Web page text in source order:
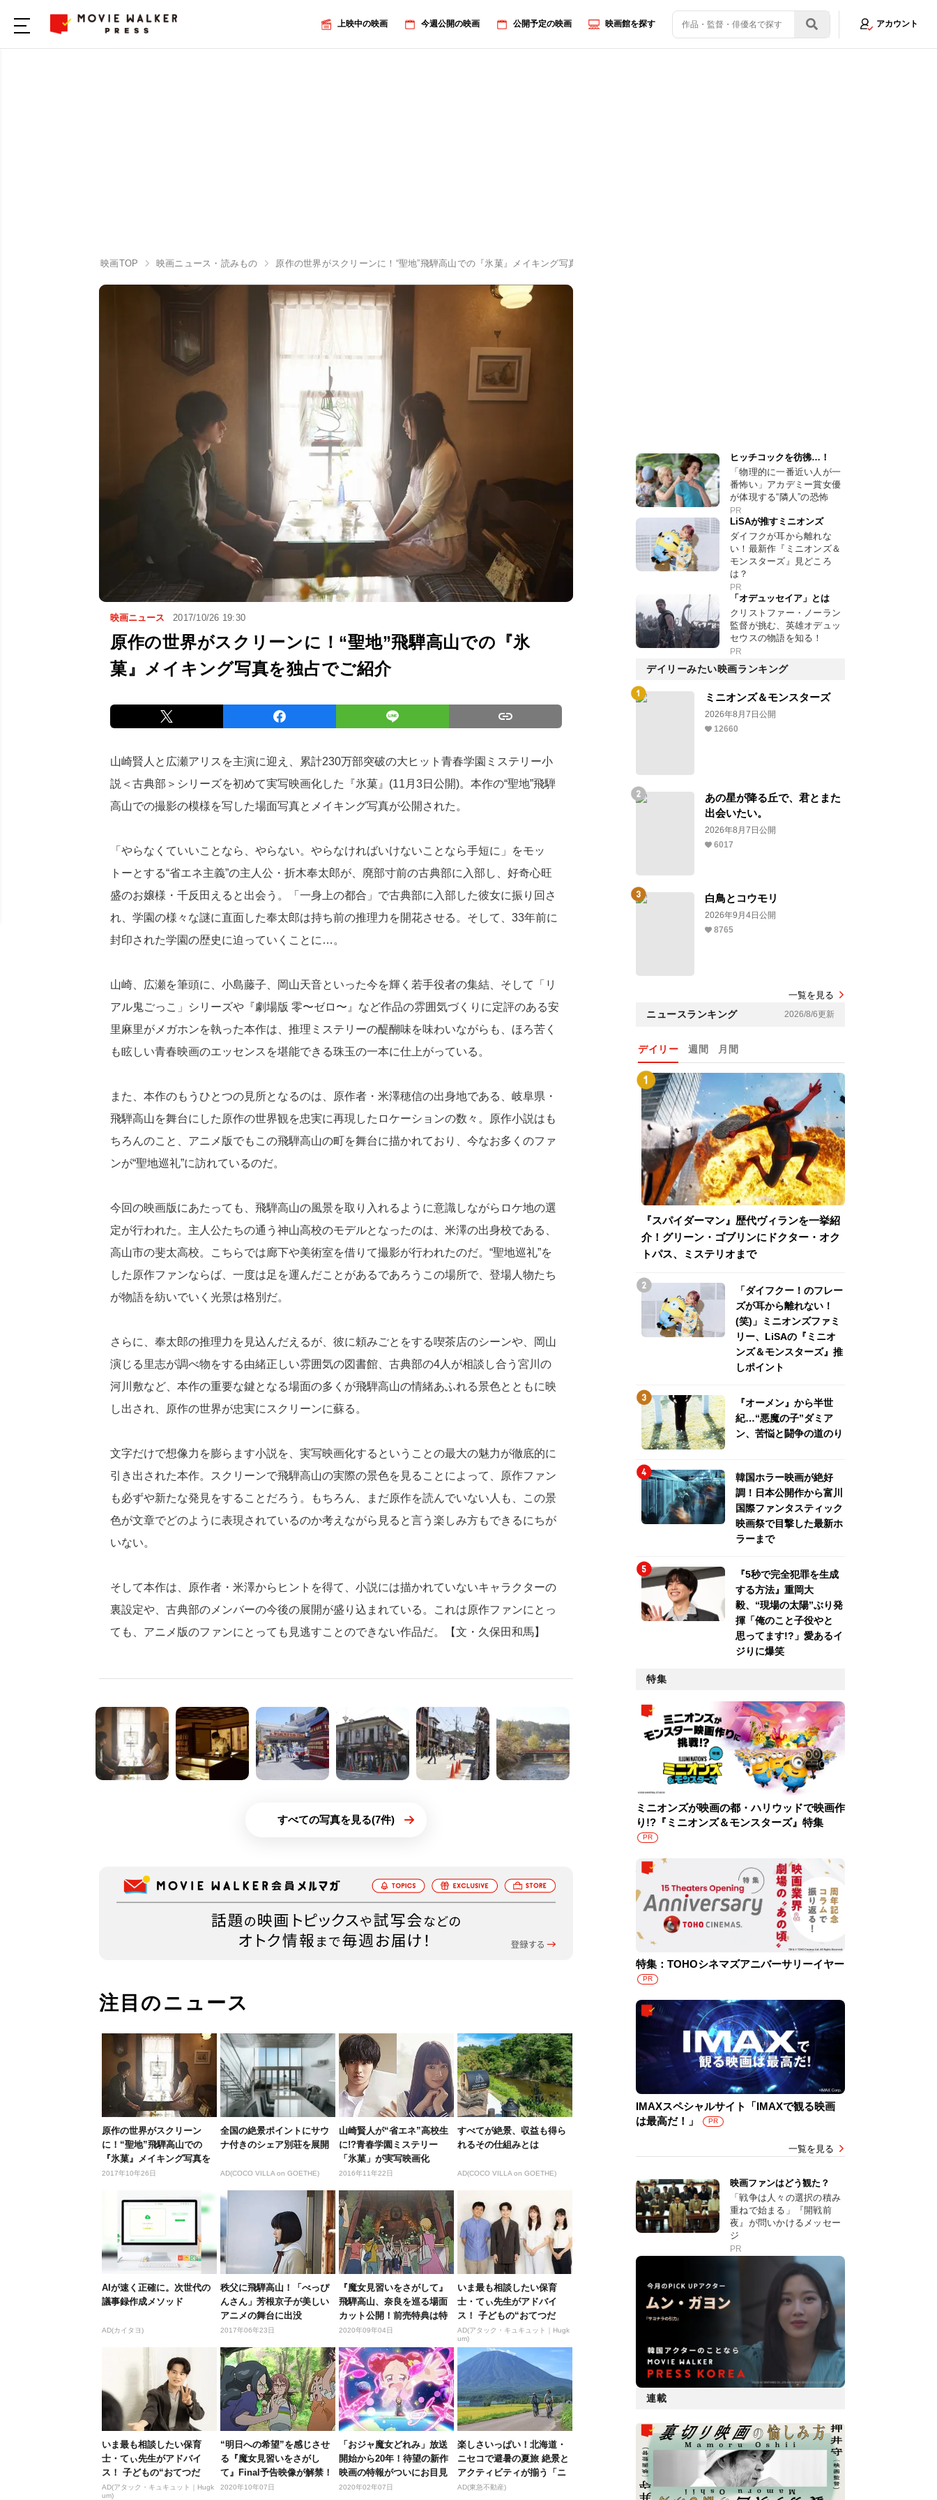
上映中の映画 今週公開の映画 公開予定の映画 映画館を探す アカウント
映画TOP 映画ニュース・読みもの 原作の世界がスクリーンに！“聖地”飛騨高山での『氷菓』メイキング写真を独占でご紹介
映画ニュース 2017/10/26 19:30
原作の世界がスクリーンに！“聖地”飛騨高山での『氷
菓』メイキング写真を独占でご紹介
山崎賢人と広瀬アリスを主演に迎え、累計230万部突破の大ヒット青春学園ミステリー小
説＜古典部＞シリーズを初めて実写映画化した『氷菓』(11月3日公開)。本作の“聖地”飛騨
高山での撮影の模様を写した場面写真とメイキング写真が公開された。
「やらなくていいことなら、やらない。やらなければいけないことなら手短に」をモッ
トーとする“省エネ主義”の主人公・折木奉太郎が、廃部寸前の古典部に入部し、好奇心旺
盛のお嬢様・千反田えると出会う。「一身上の都合」で古典部に入部した彼女に振り回さ
れ、学園の様々な謎に直面した奉太郎は持ち前の推理力を開花させる。そして、33年前に
封印された学園の歴史に迫っていくことに…。
山崎、広瀬を筆頭に、小島藤子、岡山天音といった今を輝く若手役者の集結、そして「リ
アル鬼ごっこ」シリーズや『劇場版 零〜ゼロ〜』など作品の雰囲気づくりに定評のある安
里麻里がメガホンを執った本作は、推理ミステリーの醍醐味を味わいながらも、ほろ苦く
も眩しい青春映画のエッセンスを堪能できる珠玉の一本に仕上がっている。
また、本作のもうひとつの見所となるのは、原作者・米澤穂信の出身地である、岐阜県・
飛騨高山を舞台にした原作の世界観を忠実に再現したロケーションの数々。原作小説はも
ちろんのこと、アニメ版でもこの飛騨高山の町を舞台に描かれており、今なお多くのファ
ンが“聖地巡礼”に訪れているのだ。
今回の映画版にあたっても、飛騨高山の風景を取り入れるように意識しながらロケ地の選
定が行われた。主人公たちの通う神山高校のモデルとなったのは、米澤の出身校である、
高山市の斐太高校。こちらでは廊下や美術室を借りて撮影が行われたのだ。“聖地巡礼”を
した原作ファンならば、一度は足を運んだことがあるであろうこの場所で、登場人物たち
が物語を紡いでいく光景は格別だ。
さらに、奉太郎の推理力を見込んだえるが、彼に頼みごとをする喫茶店のシーンや、岡山
演じる里志が調べ物をする由緒正しい雰囲気の図書館、古典部の4人が相談し合う宮川の
河川敷など、本作の重要な鍵となる場面の多くが飛騨高山の情緒あふれる景色とともに映
し出され、原作の世界が忠実にスクリーンに蘇る。
文字だけで想像力を膨らます小説を、実写映画化するということの最大の魅力が徹底的に
引き出された本作。スクリーンで飛騨高山の実際の景色を見ることによって、原作ファン
も必ずや新たな発見をすることだろう。もちろん、まだ原作を読んでいない人も、この景
色が文章でどのように表現されているのか考えながら見ると言う楽しみ方もできるにちが
いない。
そして本作は、原作者・米澤からヒントを得て、小説には描かれていないキャラクターの
裏設定や、古典部のメンバーの今後の展開が盛り込まれている。これは原作ファンにとっ
ても、アニメ版のファンにとっても見逃すことのできない作品だ。【文・久保田和馬】
すべての写真を見る(7件)
注目のニュース
原作の世界がスクリーン
に！“聖地”飛騨高山での
『氷菓』メイキング写真を
独占でご紹...
2017年10年26日
全国の絶景ポイントにサウ
ナ付きのシェア別荘を展開
AD(COCO VILLA on GOETHE)
山崎賢人が“省エネ”高校生
に!?青春学園ミステリー
「氷菓」が実写映画化
2016年11年22日
すべてが絶景、収益も得ら
れるその仕組みとは
AD(COCO VILLA on GOETHE)
AIが速く正確に。次世代の
議事録作成メソッド
AD(カイタヨ)
秩父に飛騨高山！「べっぴ
んさん」芳根京子が美しい
アニメの舞台に出没
2017年06年23日
『魔女見習いをさがして』
飛騨高山、奈良を巡る場面
カット公開！前売特典は特
製ブック...
2020年09年04日
いま最も相談したい保育
士・てぃ先生がアドバイ
ス！ 子どもの“おてつだ
い”に、どん...
AD(アタック・キュキュット｜Hugk
um)
いま最も相談したい保育
士・てぃ先生がアドバイ
ス！ 子どもの“おてつだ
い”に、どん...
AD(アタック・キュキュット｜Hugk
um)
“明日への希望”を感じさせ
る『魔女見習いをさがし
て』Final予告映像が解禁！
2020年10年07日
「おジャ魔女どれみ」放送
開始から20年！待望の新作
映画の特報がついにお目見
え
2020年02年07日
楽しさいっぱい！北海道・
ニセコで避暑の夏旅 絶景と
アクティビティが揃う「ニ
セコ東...
AD(東急不動産)
ヒッチコックを彷彿…！
「物理的に一番近い人が一
番怖い」アカデミー賞女優
が体現する“隣人”の恐怖
PR
LiSAが推すミニオンズ
ダイフクが耳から離れな
い！最新作『ミニオンズ＆
モンスターズ』見どころ
は？
PR
「オデュッセイア」とは
クリストファー・ノーラン
監督が挑む、英雄オデュッ
セウスの物語を知る！
PR
デイリーみたい映画ランキング
ミニオンズ＆モンスターズ
2026年8月7日公開
12660
あの星が降る丘で、君とまた
出会いたい。
2026年8月7日公開
6017
白鳥とコウモリ
2026年9月4日公開
8765
一覧を見る
ニュースランキング 2026/8/6更新
デイリー 週間 月間
『スパイダーマン』歴代ヴィランを一挙紹
介！グリーン・ゴブリンにドクター・オク
トパス、ミステリオまで
「ダイフクー！のフレー
ズが耳から離れない！
(笑)」ミニオンズファミ
リー、LiSAの『ミニオ
ンズ＆モンスターズ』推
しポイント
『オーメン』から半世
紀…“悪魔の子”ダミア
ン、苦悩と闘争の道のり
韓国ホラー映画が絶好
調！日本公開作から富川
国際ファンタスティック
映画祭で目撃した最新ホ
ラーまで
『5秒で完全犯罪を生成
する方法』重岡大
毅、“現場の太陽”ぶり発
揮「俺のこと子役やと
思ってます!?」愛あるイ
ジりに爆笑
特集
ミニオンズが映画の都・ハリウッドで映画作
り!?『ミニオンズ＆モンスターズ』特集
PR
特集：TOHOシネマズアニバーサリーイヤー
PR
IMAXスペシャルサイト「IMAXで観る映画
は最高だ！」
PR
一覧を見る
映画ファンはどう観た？
「戦争は人々の選択の積み
重ねで始まる」『開戦前
夜』が問いかけるメッセー
ジ
PR
連載